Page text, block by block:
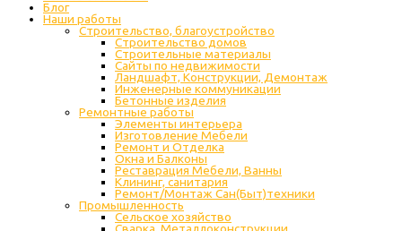
Блог
Наши работы
Строительство, благоустройство
Строительство домов
Строительные материалы
Сайты по недвижимости
Ландшафт, Конструкции, Демонтаж
Инженерные коммуникации
Бетонные изделия
Ремонтные работы
Элементы интерьера
Изготовление Мебели
Ремонт и Отделка
Окна и Балконы
Реставрация Мебели, Ванны
Клининг, санитария
Ремонт/Монтаж Сан(Быт)техники
Промышленность
Cельское хозяйство